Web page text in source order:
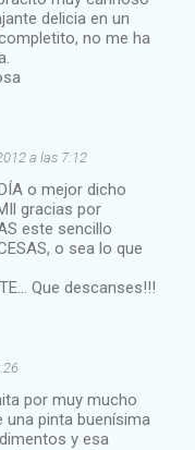
delicia en un
no me ha
a las 7:12
o mejor dicho
gracias por
este sencillo
o sea lo que
Que descanses!!!
por muy mucho
una pinta buenísima
y esa